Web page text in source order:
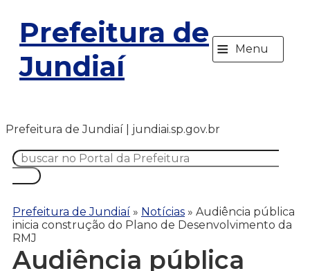
Prefeitura de
Jundiaí
≡ Menu
Prefeitura de Jundiaí | jundiai.sp.gov.br
Prefeitura de Jundiaí » Notícias » Audiência pública
inicia construção do Plano de Desenvolvimento da
RMJ
Audiência pública